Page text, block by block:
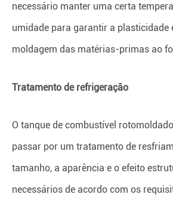
necessário manter uma certa
umidade para garantir a plasticidade
moldagem das matérias-primas ao
Tratamento de refrigeração
O tanque de combustível
passar por um tratamento de
tamanho, a aparência e o efeito
necessários de acordo com os